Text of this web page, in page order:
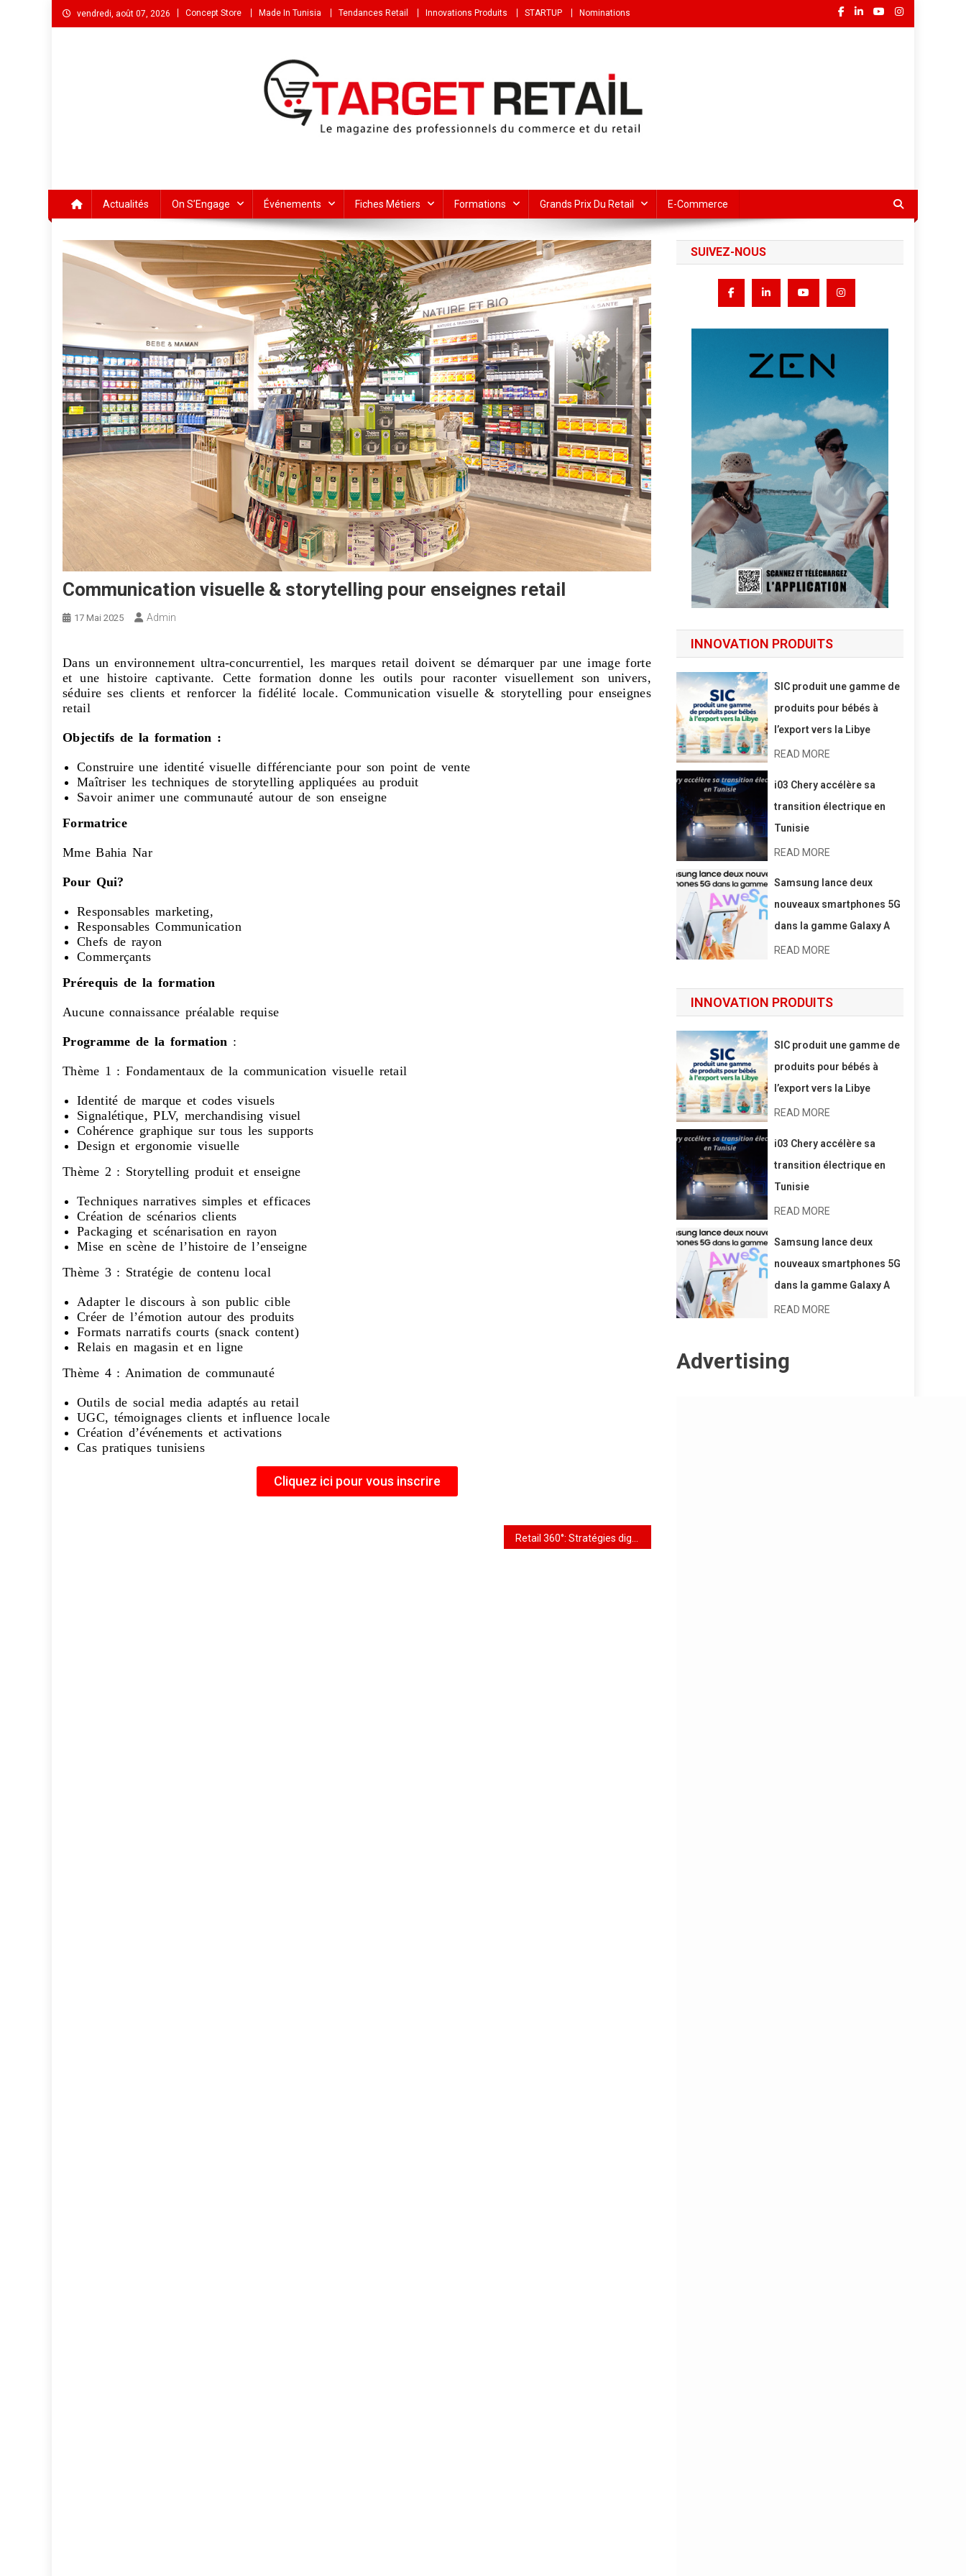
vendredi, août 07, 2026 Concept Store Made In Tunisia Tendances Retail Innovations Produits STARTUP Nominations
Actualités On S’Engage Événements Fiches Métiers Formations Grands Prix Du Retail E-Commerce
Communication visuelle & storytelling pour enseignes retail
17 Mai 2025 Admin
Dans un environnement ultra-concurrentiel, les marques retail doivent se démarquer par une image forte
et une histoire captivante. Cette formation donne les outils pour raconter visuellement son univers,
séduire ses clients et renforcer la fidélité locale. Communication visuelle & storytelling pour enseignes
retail
Objectifs de la formation :
Construire une identité visuelle différenciante pour son point de vente
Maîtriser les techniques de storytelling appliquées au produit
Savoir animer une communauté autour de son enseigne
Formatrice
Mme Bahia Nar
Pour Qui?
Responsables marketing,
Responsables Communication
Chefs de rayon
Commerçants
Prérequis de la formation
Aucune connaissance préalable requise
Programme de la formation :
Thème 1 : Fondamentaux de la communication visuelle retail
Identité de marque et codes visuels
Signalétique, PLV, merchandising visuel
Cohérence graphique sur tous les supports
Design et ergonomie visuelle
Thème 2 : Storytelling produit et enseigne
Techniques narratives simples et efficaces
Création de scénarios clients
Packaging et scénarisation en rayon
Mise en scène de l’histoire de l’enseigne
Thème 3 : Stratégie de contenu local
Adapter le discours à son public cible
Créer de l’émotion autour des produits
Formats narratifs courts (snack content)
Relais en magasin et en ligne
Thème 4 : Animation de communauté
Outils de social media adaptés au retail
UGC, témoignages clients et influence locale
Création d’événements et activations
Cas pratiques tunisiens
Cliquez ici pour vous inscrire
SUIVEZ-NOUS
INNOVATION PRODUITS
SIC produit une gamme de
produits pour bébés à
l’export vers la Libye
READ MORE
i03 Chery accélère sa
transition électrique en
Tunisie
READ MORE
Samsung lance deux
nouveaux smartphones 5G
dans la gamme Galaxy A
READ MORE
INNOVATION PRODUITS
SIC produit une gamme de
produits pour bébés à
l’export vers la Libye
READ MORE
i03 Chery accélère sa
transition électrique en
Tunisie
READ MORE
Samsung lance deux
nouveaux smartphones 5G
dans la gamme Galaxy A
READ MORE
Advertising